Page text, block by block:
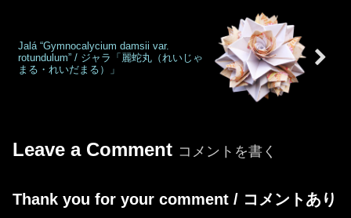
Jalá “Gymnocalycium damsii var.
rotundulum” / ジャラ「麗蛇丸（れいじゃ
まる・れいだまる）」
Leave a Comment コメントを書く
Thank you for your comment / コメントあり